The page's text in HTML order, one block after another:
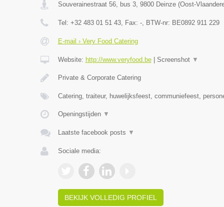
Souverainestraat 56, bus 3, 9800 Deinze(Oost-
Tel: +32 483 01 51 43, Fax: -, BTW-nr: BE0892 911 229
E-mail › Very Food Catering
Website: http://www.veryfood.be| Screenshot ▼
Private & Corporate Catering
Catering, traiteur, huwelijksfeest, communiefeest,
Openingstijden ▼
Laatste facebook posts ▼
Sociale media:
BEKIJK VOLLEDIG PROFIEL